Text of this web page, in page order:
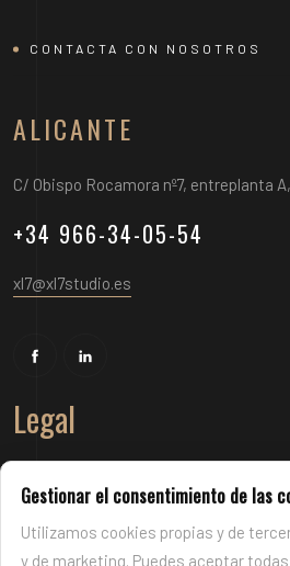
CONTACTA CON NOSOTROS
ALICANTE
C/ Obispo Rocamora nº7, entreplanta
+34 966-34-05-54
xl7@xl7studio.es
Legal
Aviso legal
Política de cookies
Política de privacidad
Términos y condiciones
Gestionar el consentimiento de las
Utilizamos cookies propias y de
y de marketing. Puedes aceptar